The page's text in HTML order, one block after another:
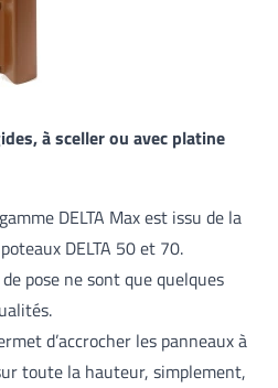
à sceller ou avec platine
DELTA Max est issu de la
DELTA 50 et 70.
pose ne sont que quelques
d’accrocher les panneaux à
toute la hauteur, simplement,